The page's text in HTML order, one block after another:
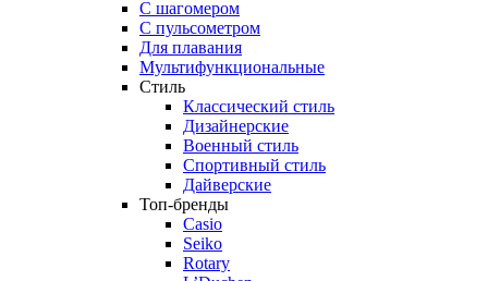
С шагомером
С пульсометром
Для плавания
Мультифункциональные
Стиль
Классический стиль
Дизайнерские
Военный стиль
Спортивный стиль
Дайверские
Топ-бренды
Casio
Seiko
Rotary